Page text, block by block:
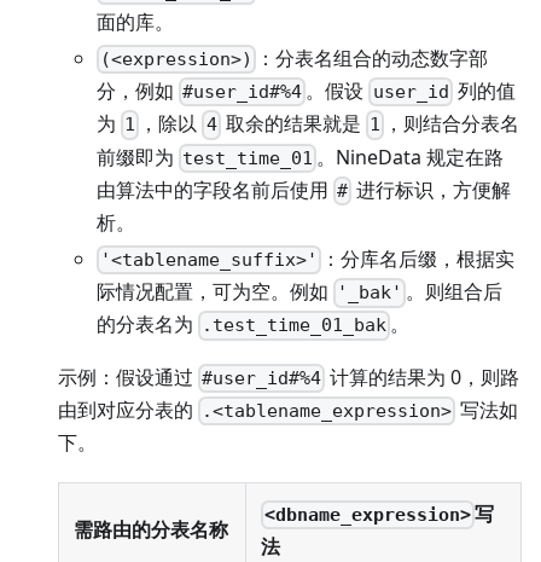
面的库。
(<expression>)
：分表名组合的动态数字部
分，例如 #user_id#%4 。假设 user_id 列的值
为 1 ，除以 4取余的结果就是 1
，则结合分表名
前缀即为 test_time_01 。NineData 规定在路
由算法中的字段名前后使用 # 进行标识，方便解
析。
'<tablename_suffix>'
：分库名后缀，根据实
际情况配置，可为空。例如
'_bak' 。则组合后
的分表名为
.test_time_01_bak 。
示例：假设通过 #user_id#%4 计算的结果为 0，则路
由到对应分表的
.<tablename_expression> 写法如
下。
需路由的分表名称
<dbname_expression>写
法